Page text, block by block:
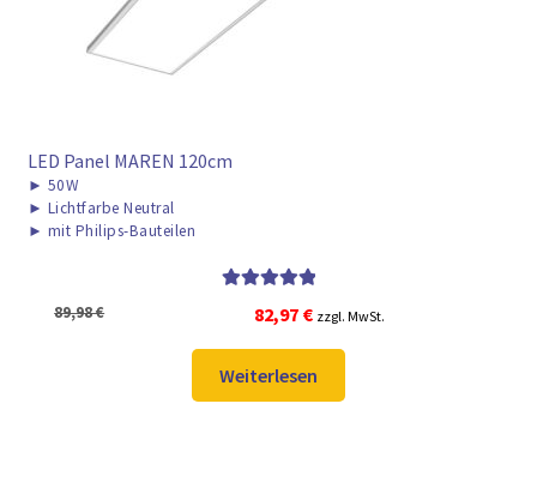
LED Panel MAREN 120cm
► 50W
► Lichtfarbe Neutral
► mit Philips-Bauteilen
von 5
89,98€
Ursprünglicher
war:
89,98 €
82,97 €Aktueller
ist:
82,97 €.
zzgl. MwSt.
Weiterlesen